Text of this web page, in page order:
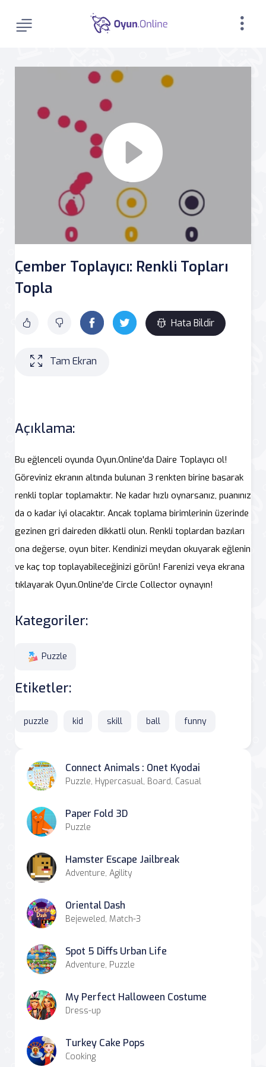
Çember Toplayıcı: Renkli Topları
Topla
Hata Bildir
Tam Ekran
Açıklama:
Bu eğlenceli oyunda Oyun.Online'da Daire Toplayıcı ol!
Göreviniz ekranın altında bulunan 3 renkten birine basarak
renkli toplar toplamaktır. Ne kadar hızlı oynarsanız, puanınız
da o kadar iyi olacaktır. Ancak toplama birimlerinin üzerinde
gezinen gri daireden dikkatli olun. Renkli toplardan bazıları
ona değerse, oyun biter. Kendinizi meydan okuyarak eğlenin
ve kaç top toplayabileceğinizi görün! Farenizi veya ekrana
tıklayarak Oyun.Online'de Circle Collector oynayın!
Kategoriler:
Puzzle
Etiketler:
puzzle kid skill ball funny
Connect Animals : Onet Kyodai
Puzzle, Hypercasual, Board, Casual
Paper Fold 3D
Puzzle
Hamster Escape Jailbreak
Adventure, Agility
Oriental Dash
Bejeweled, Match-3
Spot 5 Diffs Urban Life
Adventure, Puzzle
My Perfect Halloween Costume
Dress-up
Turkey Cake Pops
Cooking